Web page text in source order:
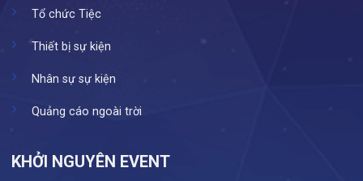
Tổ chức Tiệc
Thiết bị sự kiện
Nhân sự sự kiện
Quảng cáo ngoài trời
KHỞI NGUYÊN EVENT